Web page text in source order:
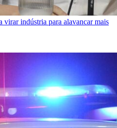
virar indústria para alavancar mais